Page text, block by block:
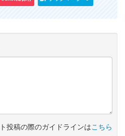
投稿の際のガイドラインはこちら